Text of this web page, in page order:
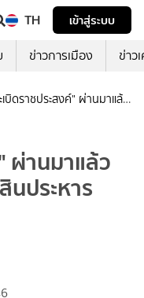
TH
เข้าสู่ระบบ
ข่าวการเมือง ข่าว
เบิดราชประสงค์" ผ่านมาแล้ว
ผ่านมาแล้ว
ประหาร